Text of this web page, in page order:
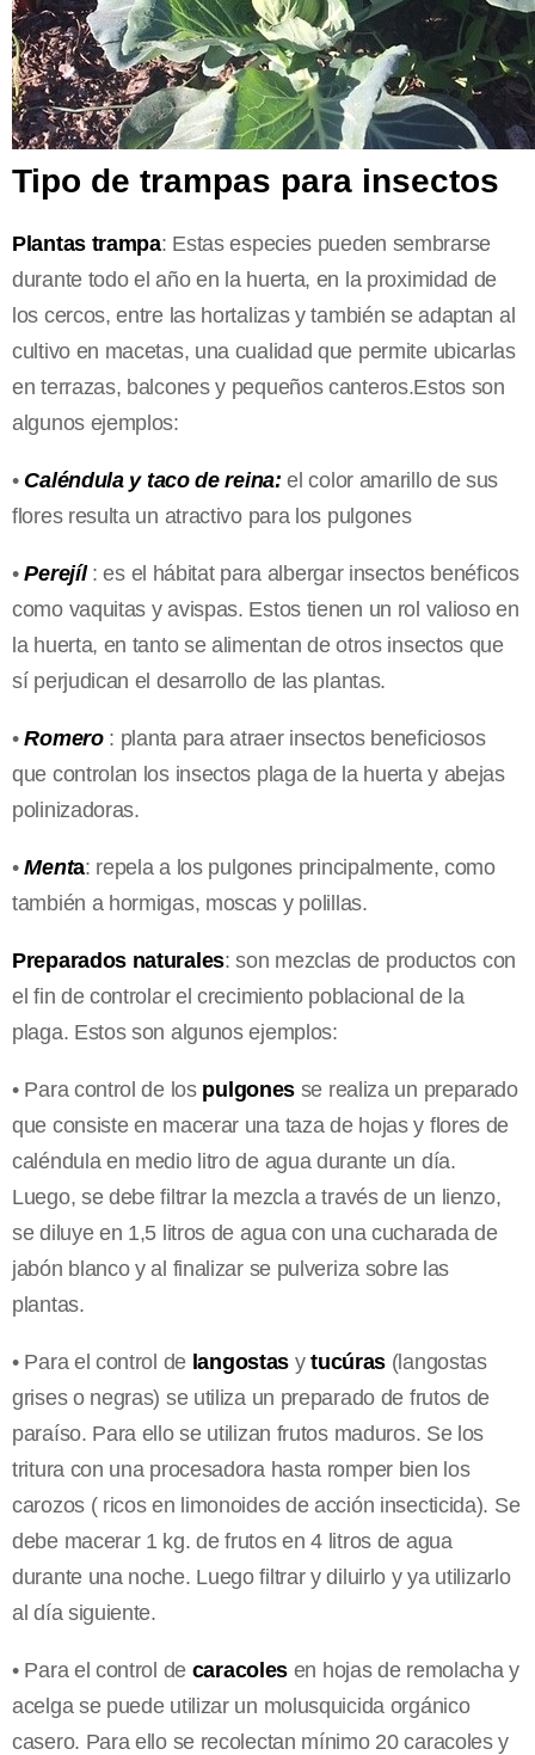
Tipo de trampas para insectos
Plantas trampa: Estas especies pueden sembrarse
durante todo el año en la huerta, en la proximidad de
los cercos, entre las hortalizas y también se adaptan al
cultivo en macetas, una cualidad que permite ubicarlas
en terrazas, balcones y pequeños canteros.Estos son
algunos ejemplos:
• Caléndula y taco de reina: el color amarillo de sus
flores resulta un atractivo para los pulgones
•Perejíl : es el hábitat para albergar insectos benéficos
como vaquitas y avispas. Estos tienen un rol valioso en
la huerta, en tanto se alimentan de otros insectos que
sí perjudican el desarrollo de las plantas.
•Romero: planta para atraer insectos beneficiosos
que controlan los insectos plaga de la huerta y abejas
polinizadoras.
•Menta: repela a los pulgones principalmente, como
también a hormigas, moscas y polillas.
Preparados naturales: son mezclas de productos con
el fin de controlar el crecimiento poblacional de la
plaga. Estos son algunos ejemplos:
• Para control de los pulgones se realiza un preparado
que consiste en macerar una taza de hojas y flores de
caléndula en medio litro de agua durante un día.
Luego, se debe filtrar la mezcla a través de un lienzo,
se diluye en 1,5 litros de agua con una cucharada de
jabón blanco y al finalizar se pulveriza sobre las
plantas.
• Para el control de langostas ytucúras (langostas
grises o negras) se utiliza un preparado de frutos de
paraíso. Para ello se utilizan frutos maduros. Se los
tritura con una procesadora hasta romper bien los
carozos ( ricos en limonoides de acción insecticida). Se
debe macerar 1 kg. de frutos en 4 litros de agua
durante una noche. Luego filtrar y diluirlo y ya utilizarlo
al día siguiente.
• Para el control de caracoles en hojas de remolacha y
acelga se puede utilizar un molusquicida orgánico
casero. Para ello se recolectan mínimo 20 caracoles y